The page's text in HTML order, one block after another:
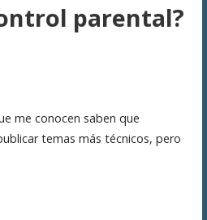
parental?
me conocen saben que
temas más técnicos, pero